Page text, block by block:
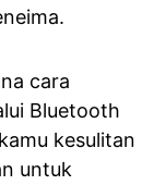
cara
Bluetooth
kesulitan
untuk